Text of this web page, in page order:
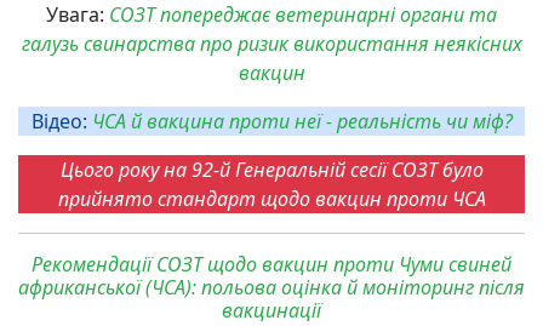
Увага: СОЗТ попереджає ветеринарні органи та
галузь свинарства про ризик використання неякісних
вакцин
Відео: ЧСА й вакцина проти неї - реальність чи міф?
Цього року на 92-й Генеральній сесії СОЗТ було
прийнято стандарт щодо вакцин проти ЧСА
Рекомендації СОЗТ щодо вакцин проти Чуми свиней
африканської (ЧСА): польова оцінка й моніторинг після
вакцинації